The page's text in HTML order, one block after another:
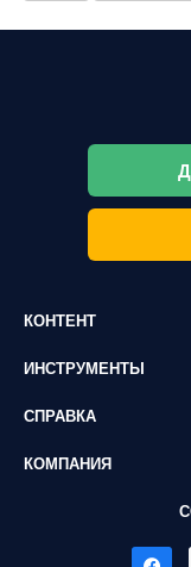
КОНТЕНТ
ИНСТРУМЕНТЫ
СПРАВКА
КОМПАНИЯ